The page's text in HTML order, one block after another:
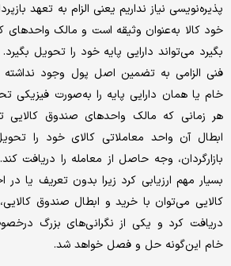
پذیره‌نویسی نیاز نداریم یعنی الزام به تعهد
خود کالا به‌عنوان وثیقه است و مالک واحدهای
بگیرد می‌تواند دارایی پایه خود را تحویل
فنی الزامی به تضمین اصل پول وجود
خام یا همان دارایی پایه را به‌صورت فیزیکی
هر زمانی که مالک واحدهای صندوق کالایی
ابطال آن واحد معاملاتی کالای خود را
بازارگردان، وجه حاصل از معامله را دریافت
بسیار مهم ارزیابی کرد زیرا بدون تعریف یا در
کالایی می‌توان با خرید و ابطال صندوق
دریافت کرد و یکی از نگرانی‌های بزرگ
خام این‌گونه حل و فصل خواهد شد.